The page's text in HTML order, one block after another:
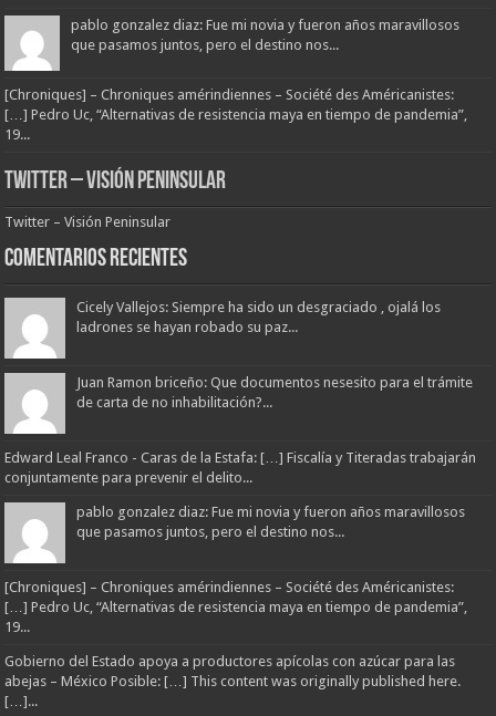
pablo gonzalez diaz: Fue mi novia y fueron años maravillosos
que pasamos juntos, pero el destino nos...
[Chroniques] – Chroniques amérindiennes – Société des Américanistes:
[…] Pedro Uc, “Alternativas de resistencia maya en tiempo de pandemia”,
19...
Twitter – Visión Peninsular
Twitter – Visión Peninsular
Comentarios Recientes
Cicely Vallejos: Siempre ha sido un desgraciado , ojalá los
ladrones se hayan robado su paz...
Juan Ramon briceño: Que documentos nesesito para el trámite
de carta de no inhabilitación?...
Edward Leal Franco - Caras de la Estafa: […] Fiscalía y Titeradas trabajarán
conjuntamente para prevenir el delito...
pablo gonzalez diaz: Fue mi novia y fueron años maravillosos
que pasamos juntos, pero el destino nos...
[Chroniques] – Chroniques amérindiennes – Société des Américanistes:
[…] Pedro Uc, “Alternativas de resistencia maya en tiempo de pandemia”,
19...
Gobierno del Estado apoya a productores apícolas con azúcar para las
abejas – México Posible: […] This content was originally published here.
[…]...